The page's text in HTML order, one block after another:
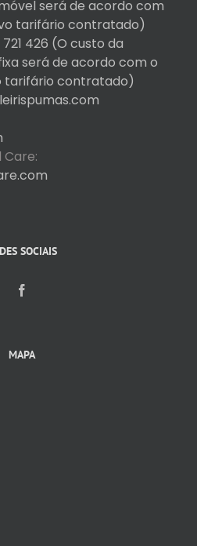
será de acordo com
tarifário contratado)
721 426 (O custo da
será de acordo com o
tarifário contratado)
Care:
SOCIAIS
MAPA